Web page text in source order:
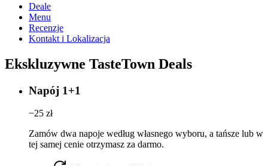
Deale
Menu
Recenzje
Kontakt i Lokalizacja
Ekskluzywne TasteTown Deals
Napój 1+1
−25 zł
Zamów dwa napoje według własnego wyboru, a tańsze lub w
tej samej cenie otrzymasz za darmo.